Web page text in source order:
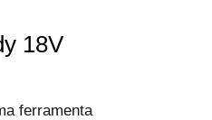
18V
ferramenta